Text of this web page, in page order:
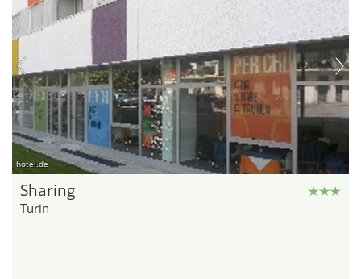
hotel.de
Sharing
Turin